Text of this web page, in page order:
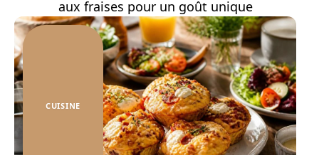
aux fraises pour un goût unique
CUISINE